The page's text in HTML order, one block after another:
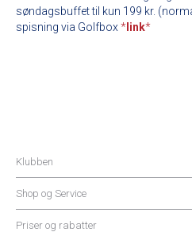
søndagsbuffet til kun 199 kr.
spisning via Golfbox* link*
Klubben
Shop og Service
Priser og rabatter